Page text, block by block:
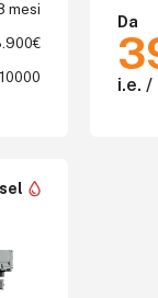
mesi
Da
i.e. /